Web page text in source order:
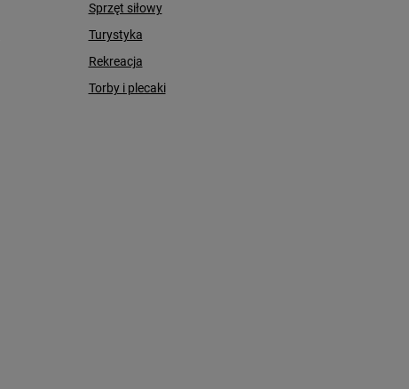
Sprzęt siłowy
Turystyka
Rekreacja
Torby i plecaki